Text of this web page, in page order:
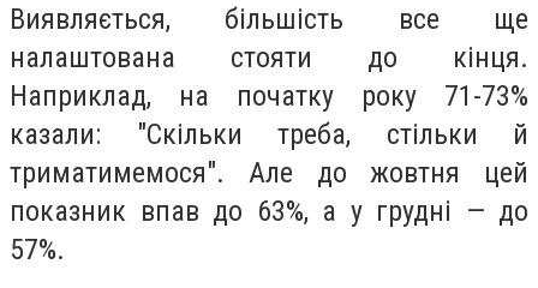
Виявляється, більшість все ще
налаштована стояти до кінця.
Наприклад, на початку року 71-73%
казали: "Скільки треба, стільки й
триматимемося". Але до жовтня цей
показник впав до 63%, а у грудні — до
57%.